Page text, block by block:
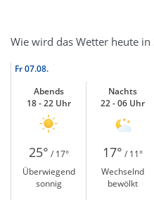
Wie wird das Wetter heute in
Fr07.08.
Abends
18 - 22 Uhr
Nachts
22 - 06 Uhr
25° / 17° 17° / 11°
Überwiegend
sonnig
Wechselnd
bewölkt